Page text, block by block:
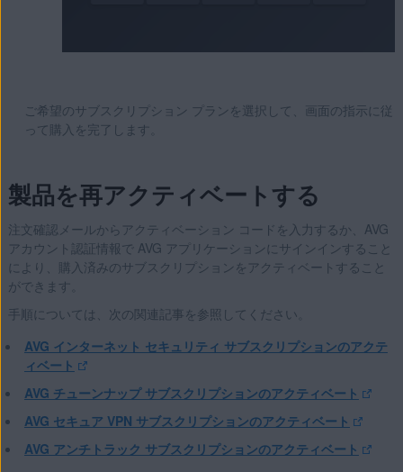
ご希望のサブスクリプション プランを選択して、画面の指示に従
って購入を完了します。
製品を再アクティベートする
注文確認メールからアクティベーション コードを入力するか、AVG
アカウント認証情報で AVG アプリケーションにサインインすること
により、購入済みのサブスクリプションをアクティベートすること
ができます。
手順については、次の関連記事を参照してください。
AVG インターネット セキュリティ サブスクリプションのアクテ
ィベート
AVG チューンナップ サブスクリプションのアクティベート
AVG セキュア VPN サブスクリプションのアクティベート
AVG アンチトラック サブスクリプションのアクティベート